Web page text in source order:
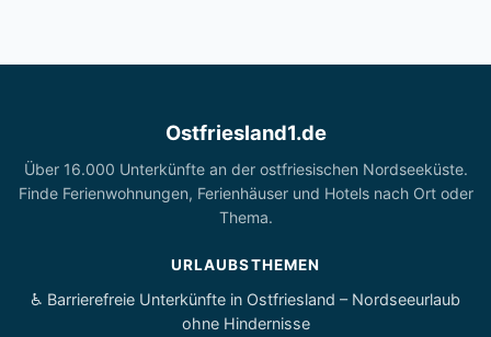
Ostfriesland1.de
Über 16.000 Unterkünfte an der ostfriesischen Nordseeküste.
Finde Ferienwohnungen, Ferienhäuser und Hotels nach Ort oder
Thema.
URLAUBSTHEMEN
♿ Barrierefreie Unterkünfte in Ostfriesland – Nordseeurlaub
ohne Hindernisse